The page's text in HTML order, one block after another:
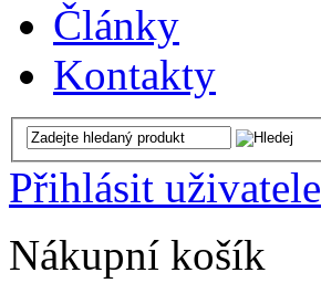
Články
Kontakty
Přihlásit uživatele
Nákupní košík